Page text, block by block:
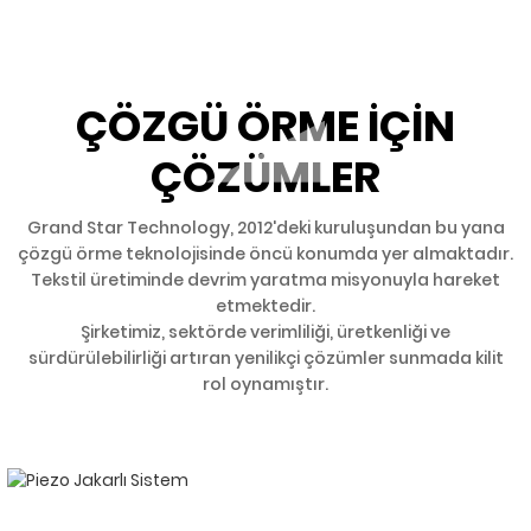
ÇÖZGÜ ÖRME IÇIN
ÇÖZÜMLER
Grand Star Technology, 2012'deki kuruluşundan bu yana
çözgü örme teknolojisinde öncü konumda yer almaktadır.
Tekstil üretiminde devrim yaratma misyonuyla hareket
etmektedir.
Şirketimiz, sektörde verimliliği, üretkenliği ve
sürdürülebilirliği artıran yenilikçi çözümler sunmada kilit
rol oynamıştır.
CAD YAZILIMI